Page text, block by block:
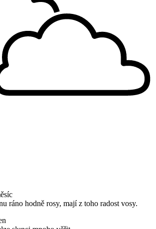
ráno hodně rosy, mají z toho radost vosy.